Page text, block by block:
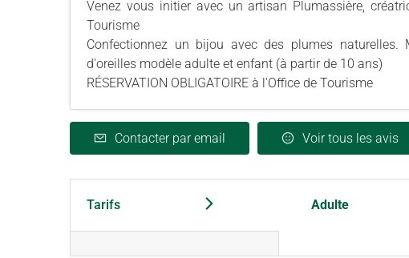
Venez vous initier avec un artisan Plumassière,
Tourisme
Confectionnez un bijou avec des plumes
d'oreilles modèle adulte et enfant (à partir de 10 ans)
RÉSERVATION OBLIGATOIRE à l'Office de Tourisme
Contacter par email Voir tous les avis
Tarifs Adulte